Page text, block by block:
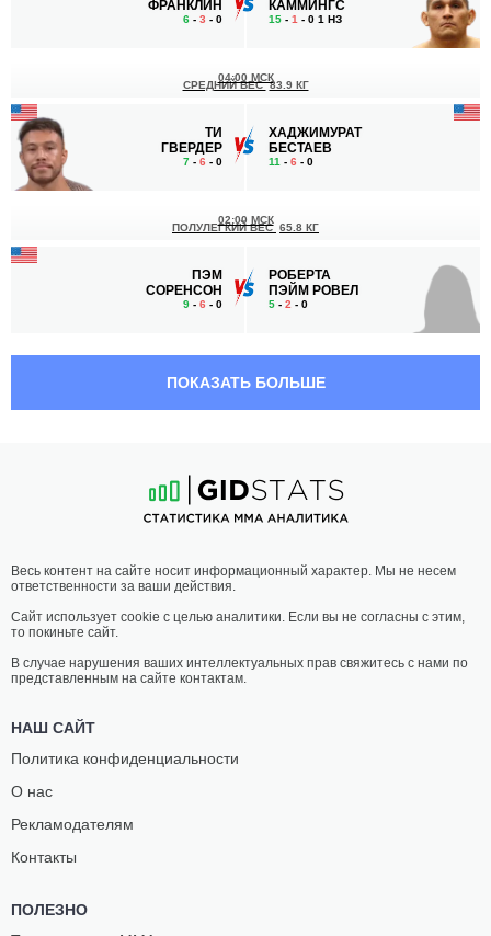
ФРАНКЛИН
6 - 3 - 0
КАММИНГС
15 - 1 - 0 1 НЗ
ТИ
ГВЕРДЕР
7 - 6 - 0
04:00 МСК
СРЕДНИЙ ВЕС 83.9 КГ
ХАДЖИМУРАТ
БЕСТАЕВ
11 - 6 - 0
ПЭМ
СОРЕНСОН
9 - 6 - 0
02:00 МСК
ПОЛУЛЕГКИЙ ВЕС 65.8 КГ
РОБЕРТА
ПЭЙМ РОВЕЛ
5 - 2 - 0
МЕНДОЗА
0-3- 0
01:00 МСК
ПРОМЕЖУТОЧНЫЙ ВЕС
МАКНИЛ
ПОКАЗАТЬ БОЛЬШЕ
Весь контент на сайте носит информационный характер. Мы не несем
ответственности за ваши действия.
Сайт использует cookie с целью аналитики. Если вы не согласны с этим,
то покиньте сайт.
В случае нарушения ваших интеллектуальных прав свяжитесь с нами по
представленным на сайте контактам.
НАШ САЙТ
Политика конфиденциальности
О нас
Рекламодателям
Контакты
ПОЛЕЗНО